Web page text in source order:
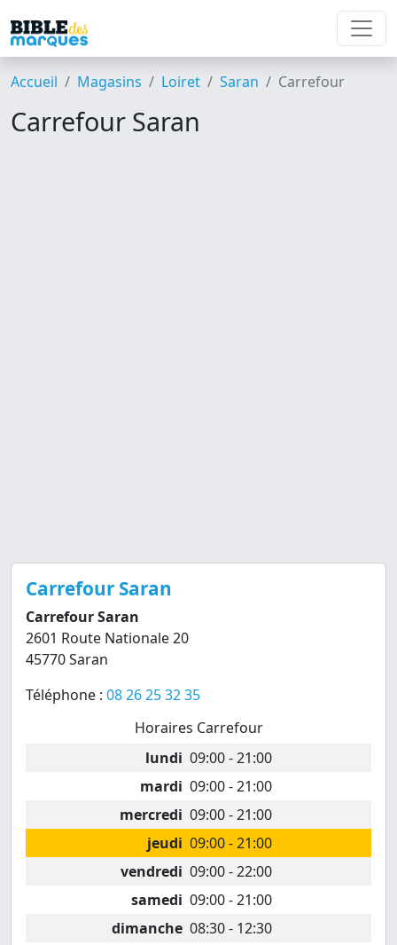
Accueil Magasins Loiret Saran Carrefour
Carrefour Saran
Carrefour Saran
Carrefour Saran
2601 Route Nationale 20
45770 Saran
Téléphone : 08 26 25 32 35
Horaires Carrefour
lundi 09:00 - 21:00
mardi 09:00 - 21:00
mercredi 09:00 - 21:00
jeudi 09:00 - 21:00
vendredi 09:00 - 22:00
samedi 09:00 - 21:00
dimanche 08:30 - 12:30